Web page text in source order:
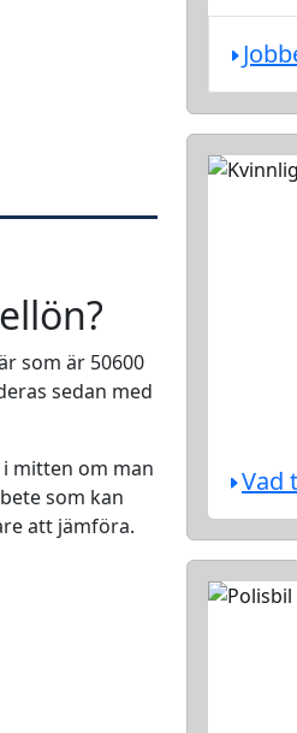
som är 50600
sedan med
mitten om man
som kan
att jämföra.
Vad